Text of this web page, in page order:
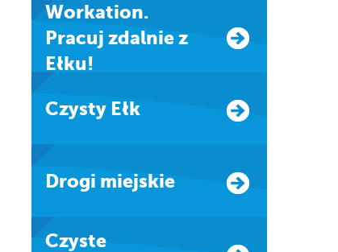
Workation.
Pracuj zdalnie z
Ełku!
Czysty Ełk
Drogi miejskie
Czyste